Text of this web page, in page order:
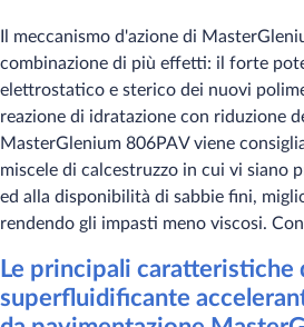
Il meccanismo d'azione di
combinazione di più effetti: il forte
elettrostatico e sterico dei nuovi
reazione di idratazione con riduzione
MasterGlenium 806PAV viene
miscele di calcestruzzo in cui vi siano
ed alla disponibilità di sabbie fini,
rendendo gli impasti meno viscosi.
Le principali caratteristiche
superfluidificante